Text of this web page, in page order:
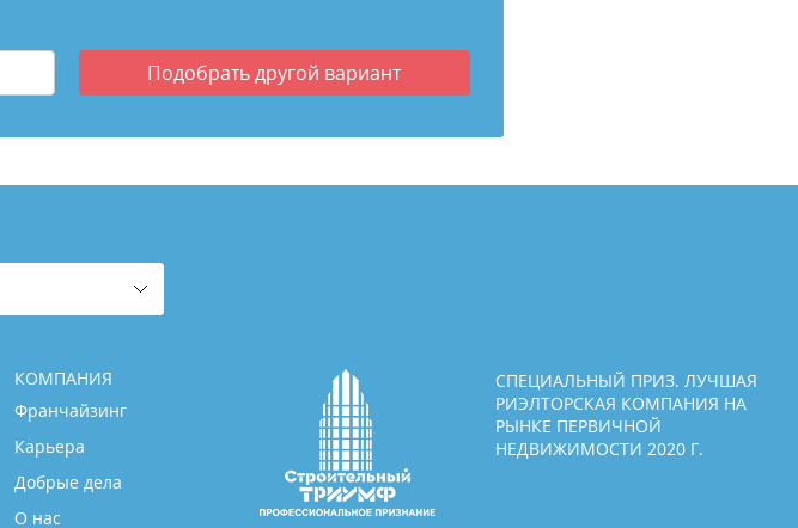
Подобратьдругой вариант
КОМПАНИЯ
Франчайзинг
Карьера
Добрые дела
О нас
СПЕЦИАЛЬНЫЙ ПРИЗ. ЛУЧШАЯ
РИЭЛТОРСКАЯ КОМПАНИЯ НА
РЫНКЕ ПЕРВИЧНОЙ
НЕДВИЖИМОСТИ 2020 Г.